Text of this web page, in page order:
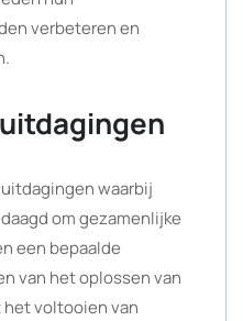
verbeteren en
waarbij
om gezamenlijke
een bepaalde
van het oplossen van
voltooien van